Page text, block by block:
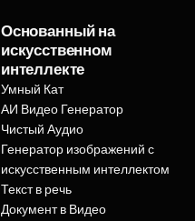
Основанный на
искусственном
интеллекте
Умный Кат
АИ Видео Генератор
Чистый Аудио
Генератор изображений с
искусственным интеллектом
Текст в речь
Документ в Видео